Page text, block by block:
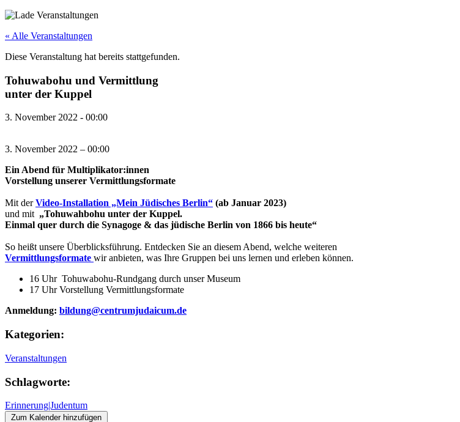
« Alle Veranstaltungen
Diese Veranstaltung hat bereits stattgefunden.
Tohuwabohu und Vermittlung
unter der Kuppel
3. November 2022 - 00:00
3. November 2022 – 00:00
Ein Abend für Multiplikator:innen
Vorstellung unserer Vermittlungsformate
Mit derVideo-Installation „Mein Jüdisches Berlin“ (ab Januar 2023)
und mit „Tohuwahbohu unter der Kuppel.
Einmal quer durch die Synagoge & das jüdische Berlin von 1866 bis heute“
So heißt unsere Überblicksführung. Entdecken Sie an diesem Abend, welche weiteren
Vermittlungsformate wir anbieten, was Ihre Gruppen bei uns lernen und erleben können.
16 Uhr Tohuwabohu-Rundgang durch unser Museum
17 Uhr Vorstellung Vermittlungsformate
Anmeldung: bildung@centrumjudaicum.de
Kategorien:
Veranstaltungen
Schlagworte:
Erinnerung|Judentum